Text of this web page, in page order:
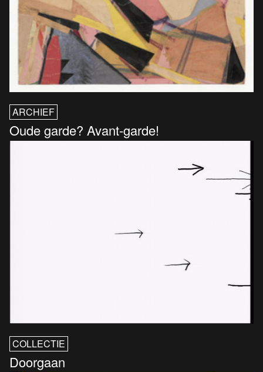
ARCHIEF
Oude garde? Avant-garde!
COLLECTIE
Doorgaan